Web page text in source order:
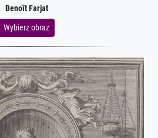
Benoît Farjat
Wybierz obraz